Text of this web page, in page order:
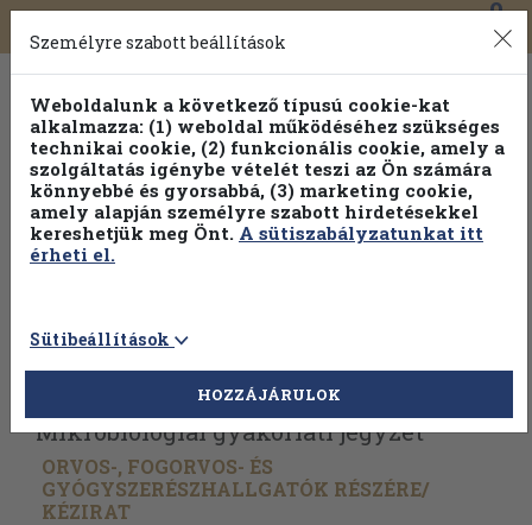
Toggle
navigation
0
Válogasson több mint 1.000.000 kiadványunk közül
100% kedvezménnyel!
Vissza az előző oldalra Válasszon példányt
Mikrobiológiai gyakorlati jegyzet
ORVOS-, FOGORVOS- ÉS
GYÓGYSZERÉSZHALLGATÓK RÉSZÉRE/
KÉZIRAT
Személyre szabott beállítások
Weboldalunk a következő típusú cookie-kat
alkalmazza: (1) weboldal működéséhez szükséges
technikai cookie, (2) funkcionális cookie, amely a
szolgáltatás igénybe vételét teszi az Ön számára
könnyebbé és gyorsabbá, (3) marketing cookie,
amely alapján személyre szabott hirdetésekkel
kereshetjük meg Önt. A sütiszabályzatunkat itt
érheti el.
Sütibeállítások
HOZZÁJÁRULOK